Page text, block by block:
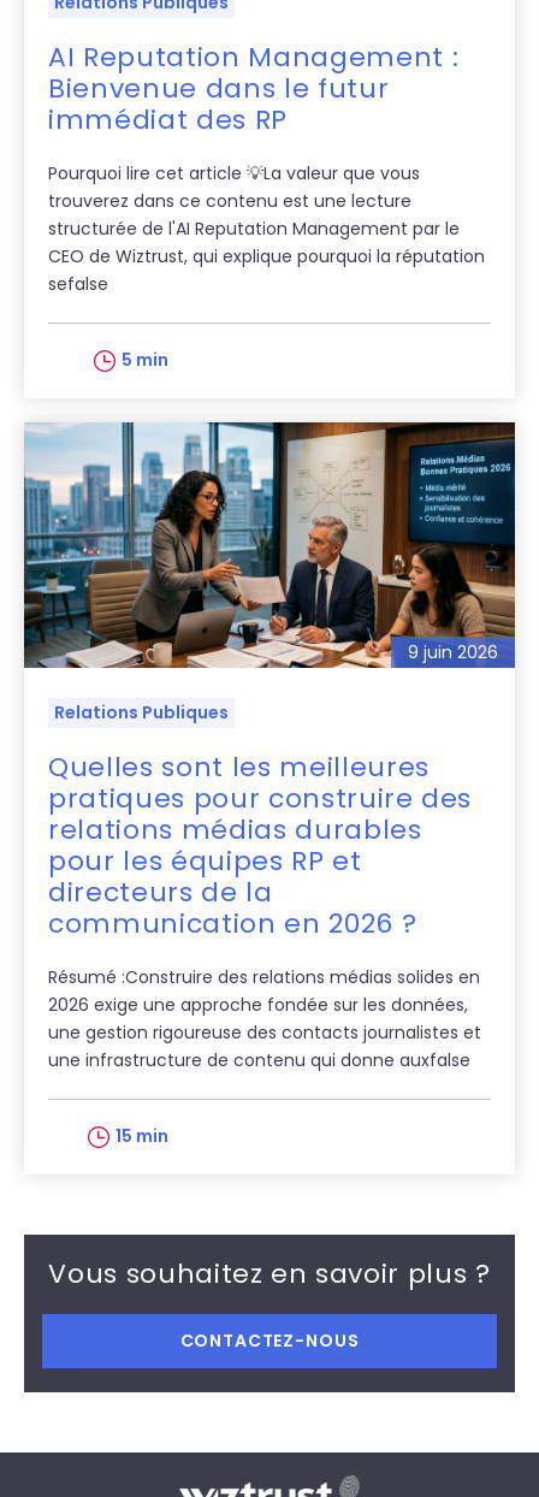
AI Reputation Management :
Bienvenue dans le futur
immédiat des RP
Pourquoi lire cet article 💡La valeur que vous
trouverez dans ce contenu est une lecture
structurée de l'AI Reputation Management par le
CEO de Wiztrust, qui explique pourquoi la réputation
sefalse
5 min
9 juin 2026
Relations Publiques
Quelles sont les meilleures
pratiques pour construire des
relations médias durables
pour les équipes RP et
directeurs de la
communication en 2026 ?
Résumé :Construire des relations médias solides en
2026 exige une approche fondée sur les données,
une gestion rigoureuse des contacts journalistes et
une infrastructure de contenu qui donne auxfalse
15 min
Vous souhaitez en savoir plus ?
CONTACTEZ-NOUS